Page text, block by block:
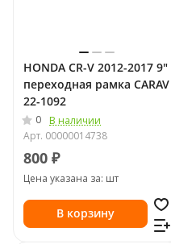
HONDA CR-V 2012-2017 9"
переходная рамка CARAV
22-1092
0
В наличии
Арт. 00000014738
800 ₽
Цена указана за: шт
В корзину